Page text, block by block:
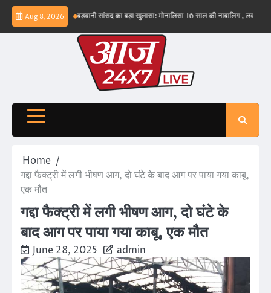
Skip
content
Aug 8, 2026
नहीं – ईरान बड़वानी सांसद का बड़ा खुलासा: मोनालिसा 16 साल की नाबालिग , लव जिहाद के
Home
गद्दा फैक्ट्री में लगी भीषण आग, दो घंटे के बाद आग पर पाया गया काबू,
एक मौत
गद्दा फैक्ट्री में लगी भीषण आग, दो घंटे के
बाद आग पर पाया गया काबू, एक मौत
June 28, 2025 admin